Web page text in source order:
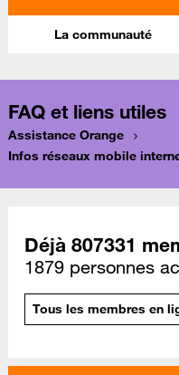
La communauté
FAQ et liens utiles
Assistance Orange
Infos réseaux mobile
Déjà 807331
1879 personnes
Tous les membres en